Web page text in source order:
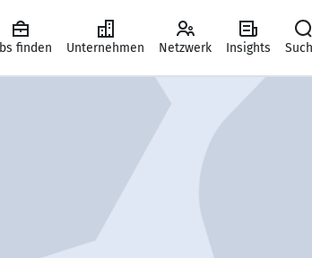
finden Unternehmen Netzwerk Insights